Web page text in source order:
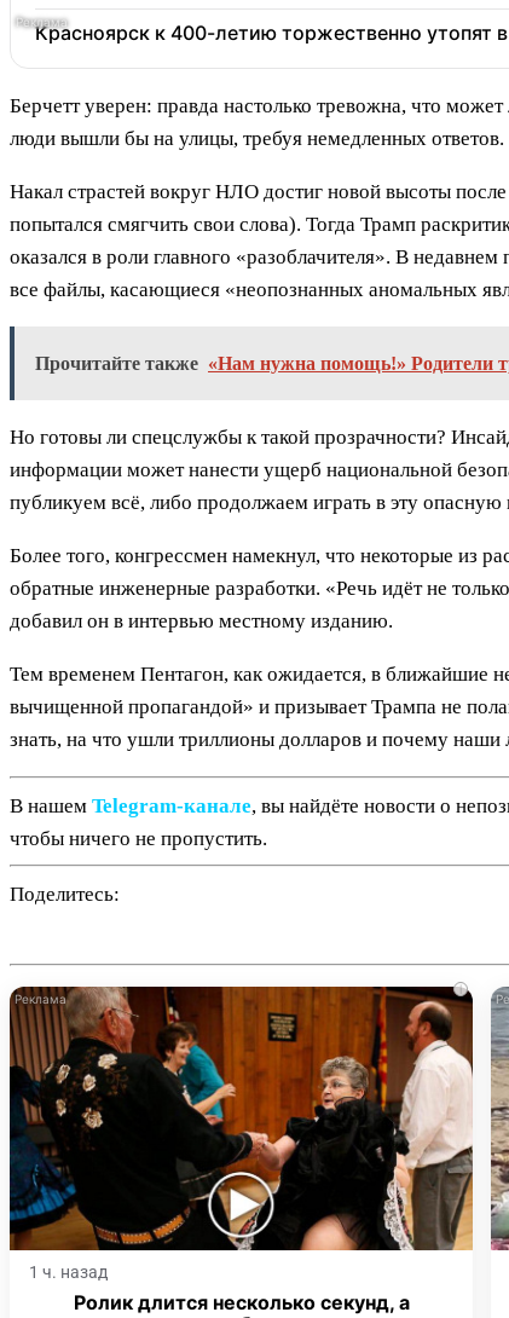
Красноярск к 400-летию торжественно утопят
Берчетт уверен: правда настолько тревожна, что
люди вышли бы на улицы, требуя немедленных ответов.
Накал страстей вокруг НЛО достиг новой высоты
попытался смягчить свои слова). Тогда Трамп
оказался в роли главного «разоблачителя». В
все файлы, касающиеся «неопознанных аномальных
Прочитайте также «Нам нужна помощь!» Родители
Но готовы ли спецслужбы к такой прозрачности?
информации может нанести ущерб национальной
публикуем всё, либо продолжаем играть в эту
Более того, конгрессмен намекнул, что некоторые из
обратные инженерные разработки. «Речь идёт не
добавил он в интервью местному изданию.
Тем временем Пентагон, как ожидается, в ближайшие
вычищенной пропагандой» и призывает Трампа не
знать, на что ушли триллионы долларов и почему
В нашем Telegram‑канале, вы найдёте новости о
чтобы ничего не пропустить.
Поделитесь:
i
1 ч. назад
Ролик длится несколько секунд, а